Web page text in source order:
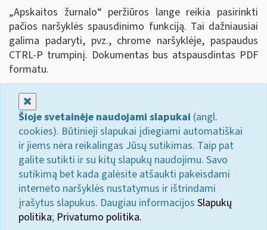
„Apskaitos žurnalo“ peržiūros lange reikia pasirinkti
pačios naršyklės spausdinimo funkciją. Tai dažniausiai
galima padaryti, pvz., chrome naršyklėje, paspaudus
CTRL-P trumpinį. Dokumentas bus atspausdintas PDF
formatu.
Šioje svetainėje naudojami slapukai (angl.
cookies). Būtinieji slapukai įdiegiami automatiškai
ir jiems nėra reikalingas Jūsų sutikimas. Taip pat
galite sutikti ir su kitų slapukų naudojimu. Savo
sutikimą bet kada galėsite atšaukti pakeisdami
interneto naršyklės nustatymus ir ištrindami
įrašytus slapukus. Daugiau informacijos Slapukų
politika; Privatumo politika.